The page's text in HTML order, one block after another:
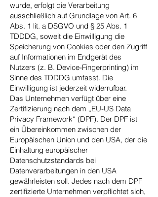
wurde, erfolgt die Verarbeitung
ausschließlich auf Grundlage von Art. 6
Abs. 1 lit. a DSGVO und § 25 Abs. 1
TDDDG, soweit die Einwilligung die
Speicherung von Cookies oder den Zugriff
auf Informationen im Endgerät des
Nutzers (z. B. Device-Fingerprinting) im
Sinne des TDDDG umfasst. Die
Einwilligung ist jederzeit widerrufbar.
Das Unternehmen verfügt über eine
Zertifizierung nach dem „EU-US Data
Privacy Framework“ (DPF). Der DPF ist
ein Übereinkommen zwischen der
Europäischen Union und den USA, der die
Einhaltung europäischer
Datenschutzstandards bei
Datenverarbeitungen in den USA
gewährleisten soll. Jedes nach dem DPF
zertifizierte Unternehmen verpflichtet sich,